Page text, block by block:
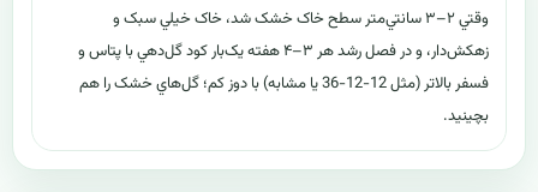
وقتي ۲–۳ سانتي‌متر سطح خاک خشک شد، خاک خيلي سبک و
زهکش‌دار، و در فصل رشد هر ۳–۴ هفته يک‌بار کود گل‌دهي با پتاس و
فسفر بالاتر (مثل 12-12-36 يا مشابه) با دوز کم؛ گل‌هاي خشک را هم
بچينيد.